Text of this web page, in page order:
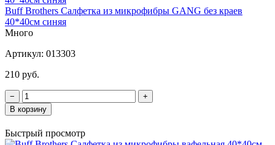
Buff Brothers Салфетка из микрофибры GANG без краев
40*40см синяя
Много
Артикул: 013303
210 руб.
−
+
В корзину
Быстрый просмотр